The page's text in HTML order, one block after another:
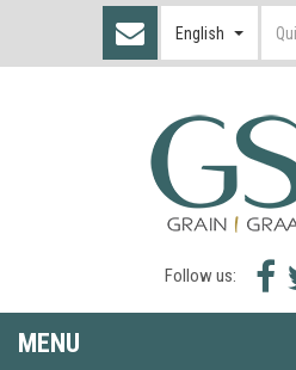
English
Follow us:
MENU